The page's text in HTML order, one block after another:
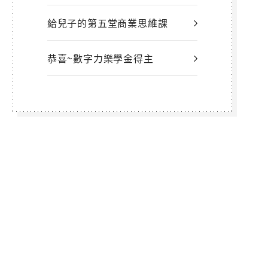
給兒子的第五堂商業思維課
恭喜~數字力樂學金得主